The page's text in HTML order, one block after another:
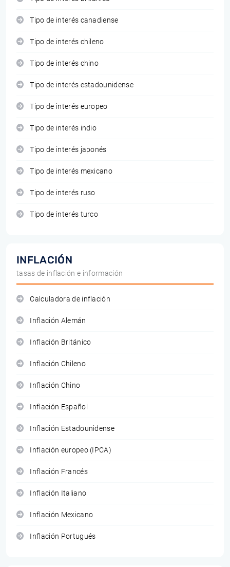
Tipo de interés canadiense
Tipo de interés chileno
Tipo de interés chino
Tipo de interés estadounidense
Tipo de interés europeo
Tipo de interés indio
Tipo de interés japonés
Tipo de interés mexicano
Tipo de interés ruso
Tipo de interés turco
INFLACIÓN
tasas de inflación e información
Calculadora de inflación
Inflación Alemán
Inflación Británico
Inflación Chileno
Inflación Chino
Inflación Español
Inflación Estadounidense
Inflación europeo (IPCA)
Inflación Francés
Inflación Italiano
Inflación Mexicano
Inflación Portugués